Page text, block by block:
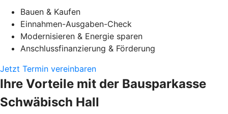
Bauen & Kaufen
Einnahmen-Ausgaben-Check
Modernisieren & Energie sparen
Anschlussfinanzierung & Förderung
Jetzt Termin vereinbaren
Ihre Vorteile mit der Bausparkasse
Schwäbisch Hall